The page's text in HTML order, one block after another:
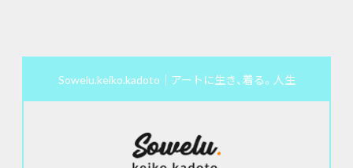
Sowelu.keiko.kadoto｜アートに生き、着る。人生